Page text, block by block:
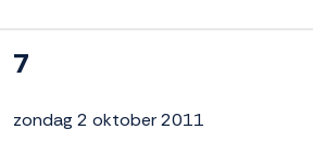
7
zondag 2 oktober 2011